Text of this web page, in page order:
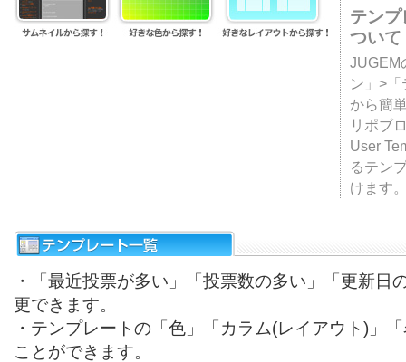
テン
ついて
JUGEM
ン」>
から簡
リポブ
User
るテン
けます
・「最近投票が多い」「投票数の多い」「更新日
更できます。
・テンプレートの「色」「カラム(レイアウト)」
ことができます。